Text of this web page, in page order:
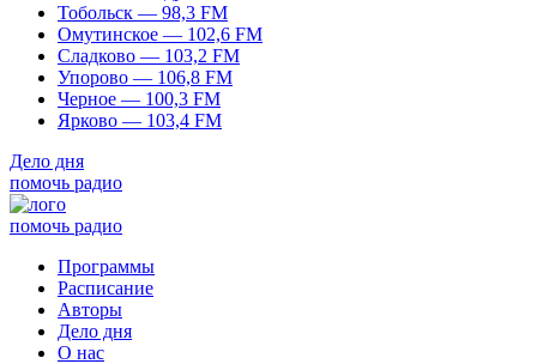
Тобольск — 98,3 FM
Омутинское — 102,6 FM
Сладково — 103,2 FM
Упорово — 106,8 FM
Черное — 100,3 FM
Ярково — 103,4 FM
Дело дня
помочь радио
помочь радио
Программы
Расписание
Авторы
Дело дня
О нас